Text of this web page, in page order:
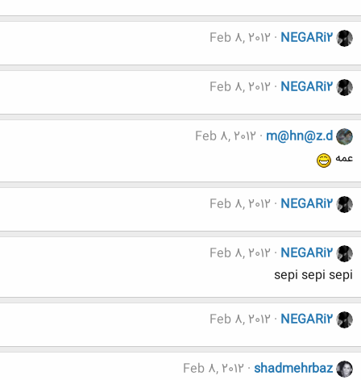
NEGARi2
Feb 8, 2012
NEGARi2
Feb 8, 2012
m@hn@z.d
Feb 8, 2012
عمه
NEGARi2
Feb 8, 2012
NEGARi2
Feb 8, 2012
sepi sepi sepi
NEGARi2
Feb 8, 2012
shadmehrbaz
Feb 8, 2012